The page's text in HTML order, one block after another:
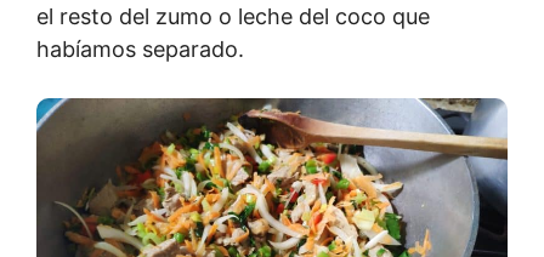
el resto del zumo o leche del coco que
habíamos separado.